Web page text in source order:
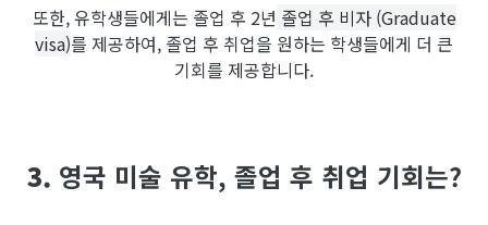
또한, 유학생들에게는 졸업 후 2년 졸업 후 비자 (Graduate
visa)를 제공하여, 졸업 후 취업을 원하는 학생들에게 더 큰
기회를 제공합니다.
3. 영국 미술 유학, 졸업 후 취업 기회는?